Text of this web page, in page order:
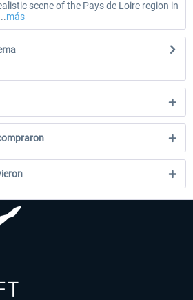
scene of the Pays de Loire region in
más